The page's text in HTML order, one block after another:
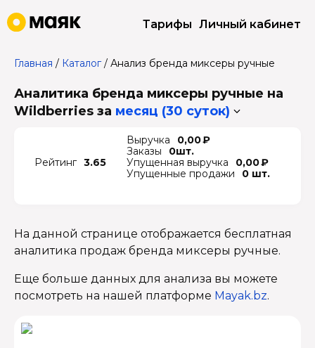
Тарифы Личный кабинет
Главная / Каталог/ Анализ бренда миксеры ручные
Аналитика бренда миксеры ручные на
Wildberries за месяц (30 суток)
Рейтинг 3.65
Выручка
0,00 ₽
Заказы
0шт.
Упущенная выручка
0,00 ₽
Упущенные продажи
0 шт.
На данной странице отображается бесплатная
аналитика продаж бренда миксеры ручные.
Еще больше данных для анализа вы можете
посмотреть на нашей платформе Mayak.bz.